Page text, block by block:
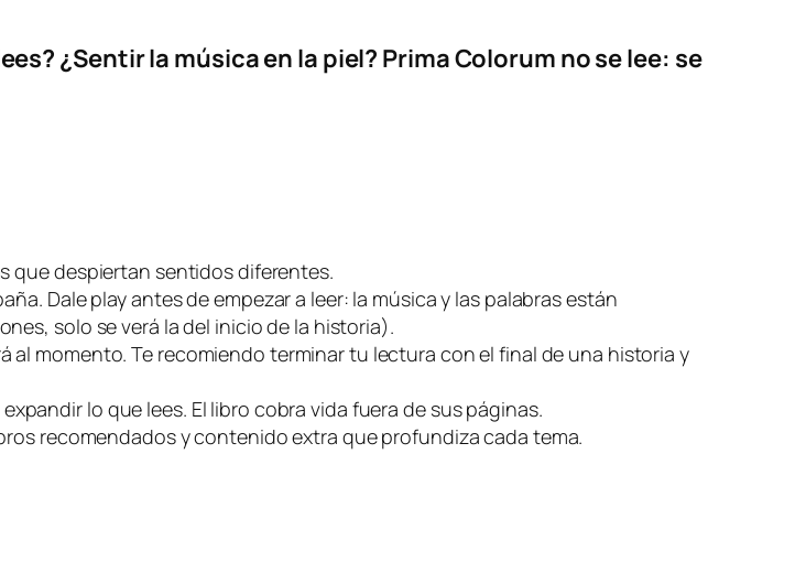
¿Sentir la música en la piel? Prima Colorum no se lee: se
que despiertan sentidos diferentes.
Dale play antes de empezar a leer: la música y las palabras están
solo se verá la del inicio de la historia).
momento. Te recomiendo terminar tu lectura con el final de una historia y
lo que lees. El libro cobra vida fuera de sus páginas.
recomendados y contenido extra que profundiza cada tema.